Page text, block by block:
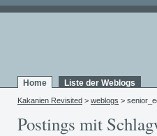
Home Liste der Weblogs
Kakanien Revisited > weblogs >
Postings mit